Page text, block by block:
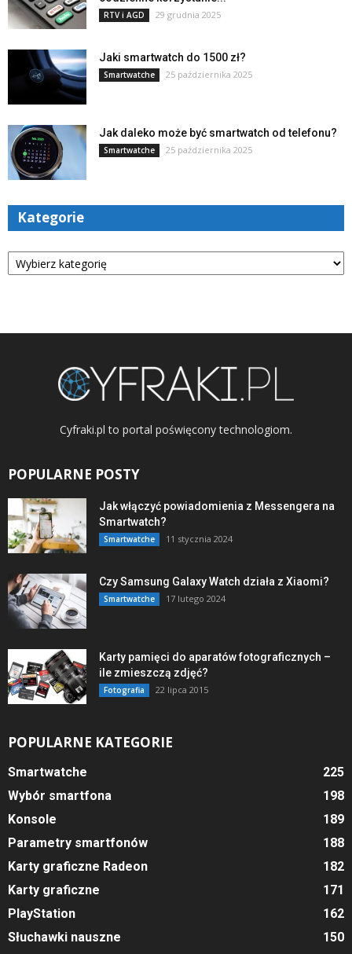
RTV i AGD 29 grudnia 2025
Jaki smartwatch do 1500 zł?
Smartwatche 25 października 2025
Jak daleko może być smartwatch od telefonu?
Smartwatche 25 października 2025
Kategorie
Kategorie
Cyfraki.pl to portal poświęcony technologiom.
POPULARNE POSTY
Jak włączyć powiadomienia z Messengera na
Smartwatch?
Smartwatche 11 stycznia 2024
Czy Samsung Galaxy Watch działa z Xiaomi?
Smartwatche 17 lutego 2024
Karty pamięci do aparatów fotograficznych –
ile zmieszczą zdjęć?
Fotografia 22 lipca 2015
POPULARNE KATEGORIE
Smartwatche
225
Wybór smartfona
198
Konsole
189
Parametry smartfonów
188
Karty graficzne Radeon
182
Karty graficzne
171
PlayStation
162
Słuchawki nauszne
150